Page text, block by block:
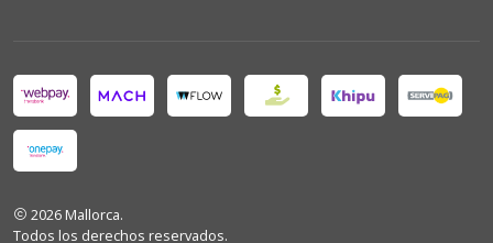
2026 Mallorca.
Todos los derechos reservados.